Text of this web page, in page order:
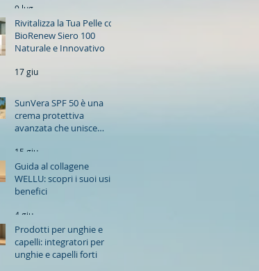
9 lug
Rivitalizza la Tua Pelle con
BioRenew Siero 100
Naturale e Innovativo
17 giu
SunVera SPF 50 è una
crema protettiva
avanzata che unisce
ampio spettro contro i
raggi UVA e UVB a un
trattamento completo
della pelle
15 giu
Guida al collagene
WELLU: scopri i suoi usi e
benefici
4 giu
Prodotti per unghie e
capelli: integratori per
unghie e capelli forti